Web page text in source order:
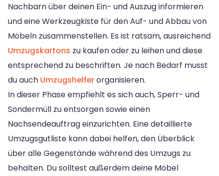
Nachbarn über deinen Ein- und Auszug informieren
und eine Werkzeugkiste für den Auf- und Abbau von
Möbeln zusammenstellen. Es ist ratsam, ausreichend
Umzugskartons zu kaufen oder zu leihen und diese
entsprechend zu beschriften. Je nach Bedarf musst
du auch Umzugshelferorganisieren.
In dieser Phase empfiehlt es sich auch, Sperr- und
Sondermüll zu entsorgen sowie einen
Nachsendeauftrag einzurichten. Eine detaillierte
Umzugsgutliste kann dabei helfen, den Überblick
über alle Gegenstände während des Umzugs zu
behalten. Du solltest außerdem deine Möbel